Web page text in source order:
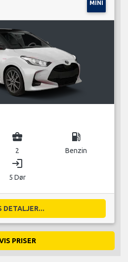
MINI
business_center
2
local_gas_station
Benzin
login
5 Dør
DETALJER...
PRISER